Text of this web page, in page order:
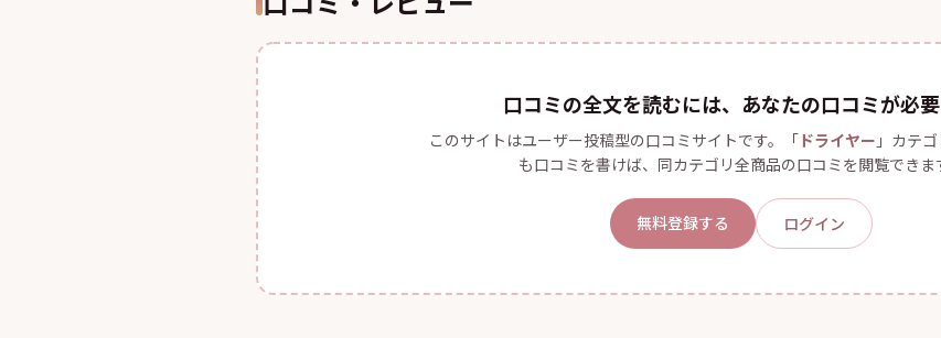
口コミの全文を読むには、あなたの口コミが必
このサイトはユーザー投稿型の口コミサイトです。「ドライヤー 」カテ
も口コミを書けば、同カテゴリ全商品の口コミを閲覧できま
無料登録する ログイン